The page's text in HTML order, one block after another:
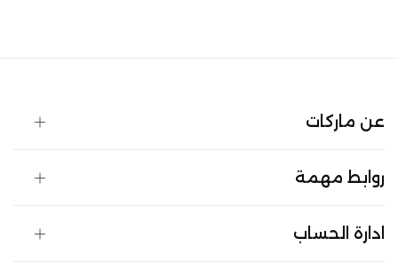
عن ماركات
روابط مهمة
ادارة الحساب